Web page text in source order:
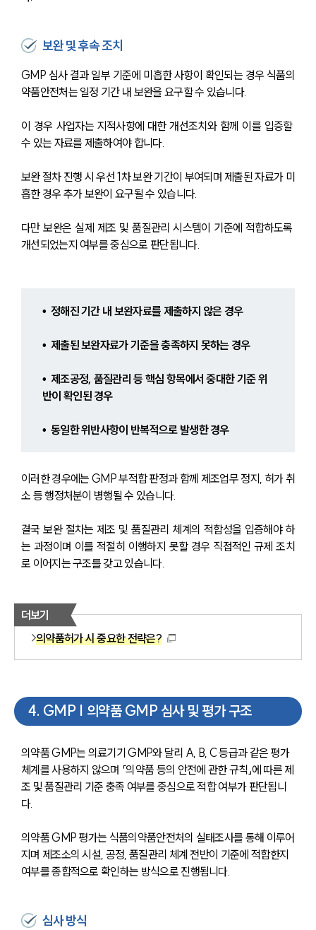
보완 및 후속 조치
GMP 심사 결과 일부 기준에 미흡한 사항이 확인되는 경우 식품의
약품안전처는 일정 기간 내 보완을 요구할 수 있습니다.
이 경우 사업자는 지적사항에 대한 개선조치와 함께 이를 입증할
수 있는 자료를 제출하여야 합니다.
보완 절차 진행 시 우선 1차 보완 기간이 부여되며 제출된 자료가 미
흡한 경우 추가 보완이 요구될 수 있습니다.
다만 보완은 실제 제조 및 품질관리 시스템이 기준에 적합하도록
개선되었는지 여부를 중심으로 판단됩니다.
•  정해진 기간 내 보완자료를 제출하지 않은 경우
•  제출된 보완자료가 기준을 충족하지 못하는 경우
•  제조공정, 품질관리 등 핵심 항목에서 중대한 기준 위
반이 확인된 경우
•  동일한 위반사항이 반복적으로 발생한 경우
이러한 경우에는 GMP 부적합 판정과 함께 제조업무 정지, 허가 취
소 등 행정처분이 병행될 수 있습니다.
결국 보완 절차는 제조 및 품질관리 체계의 적합성을 입증해야 하
는 과정이며 이를 적절히 이행하지 못할 경우 직접적인 규제 조치
로 이어지는 구조를 갖고 있습니다.
더보기
의약품허가 시 중요한 전략은?
4. GMP | 의약품 GMP 심사 및 평가 구조
의약품 GMP는 의료기기 GMP와 달리 A, B, C 등급과 같은 평가
체계를 사용하지 않으며 「의약품 등의 안전에 관한 규칙」에 따른 제
조 및 품질관리 기준 충족 여부를 중심으로 적합 여부가 판단됩니
다.
의약품 GMP 평가는 식품의약품안전처의 실태조사를 통해 이루어
지며 제조소의 시설, 공정, 품질관리 체계 전반이 기준에 적합한지
여부를 종합적으로 확인하는 방식으로 진행됩니다.
심사 방식